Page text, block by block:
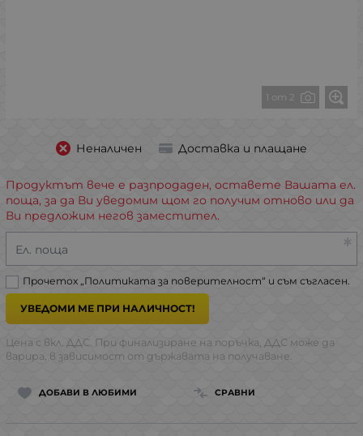
1 от 2
Неналичен Доставка и плащане
Продуктът вече е разпродаден, оставете Вашата ел.
поща, за да Ви уведомим щом го получим отново или да
Ви предложим негов заместител.
Ел. поща
Прочетох „Политиката за поверителност“ и съм съгласен.
УВЕДОМИ МЕ ПРИ НАЛИЧНОСТ!
Цена с вкл. ДДС. При финализиране на поръчка, ДДС може да
варира, в зависимост от държавата на получаване.
ДОБАВИ В ЛЮБИМИ СРАВНИ